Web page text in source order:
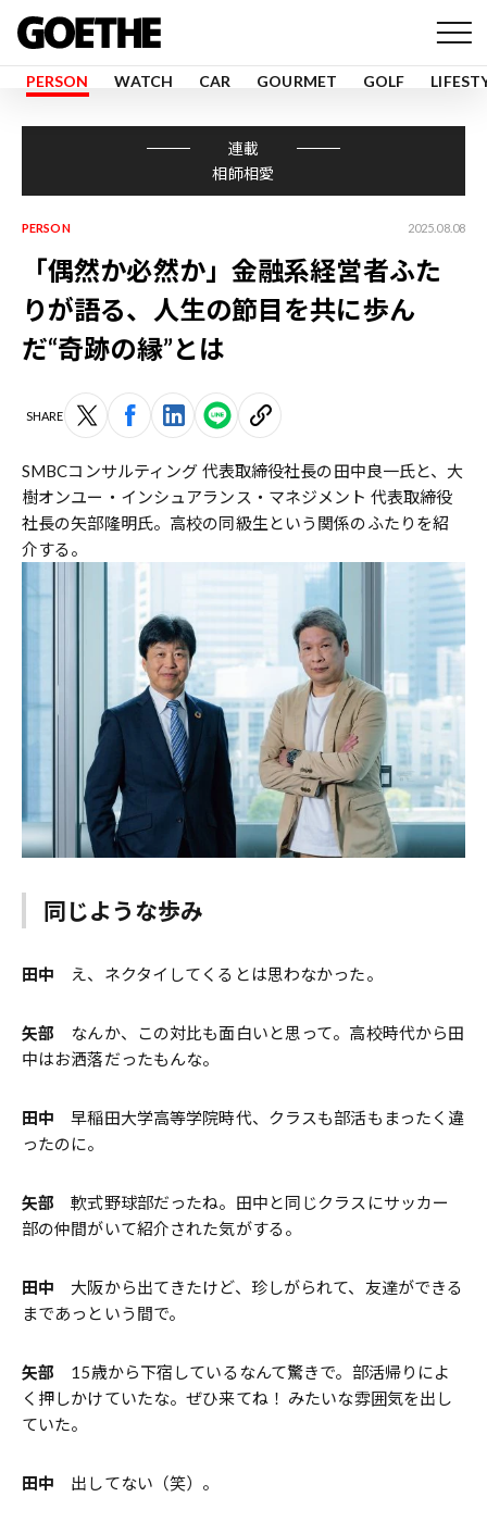
PERSON WATCH CAR GOURMET GOLF
連載
相師相愛
PERSON 2025.08.08
「偶然か必然か」金融系経営者ふた
りが語る、人生の節目を共に歩ん
だ“奇跡の縁”とは
SHARE
SMBCコンサルティング 代表取締役社長の田中良一氏と、大
樹オンユー・インシュアランス・マネジメント 代表取締役
社長の矢部隆明氏。高校の同級生という関係のふたりを紹
介する。
同じような歩み
田中 え、ネクタイしてくるとは思わなかった。
矢部 なんか、この対比も面白いと思って。高校時代から田
中はお洒落だったもんな。
田中 早稲田大学高等学院時代、クラスも部活もまったく違
ったのに。
矢部 軟式野球部だったね。田中と同じクラスにサッカー
部の仲間がいて紹介された気がする。
田中 大阪から出てきたけど、珍しがられて、友達ができる
まであっという間で。
矢部 15歳から下宿しているなんて驚きで。部活帰りによ
く押しかけていたな。ぜひ来てね！ みたいな雰囲気を出し
ていた。
田中 出してない（笑）。